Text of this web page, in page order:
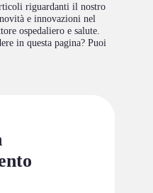
riguardanti il nostro
e innovazioni nel
ospedaliero e salute.
in questa pagina? Puoi